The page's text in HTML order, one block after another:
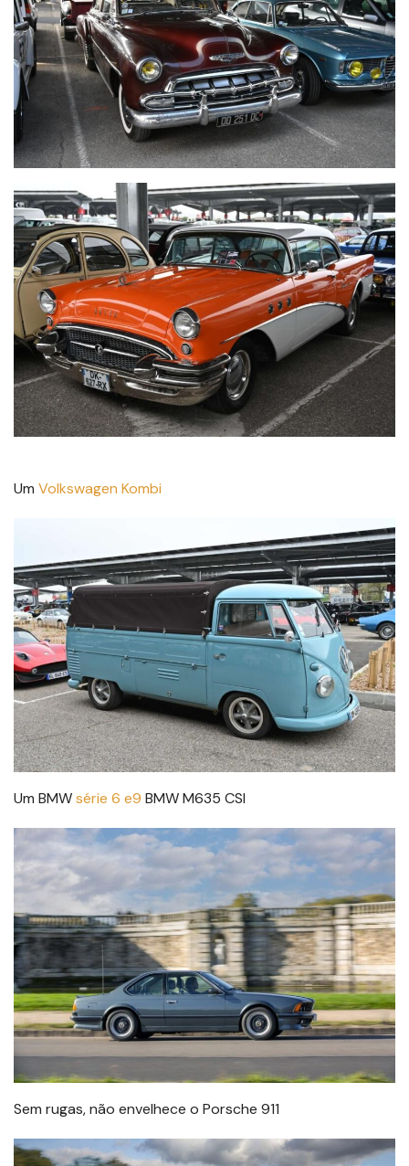
Um Volkswagen Kombi
Um BMWsérie 6 e9 BMW M635 CSI
Sem rugas, não envelhece o Porsche 911